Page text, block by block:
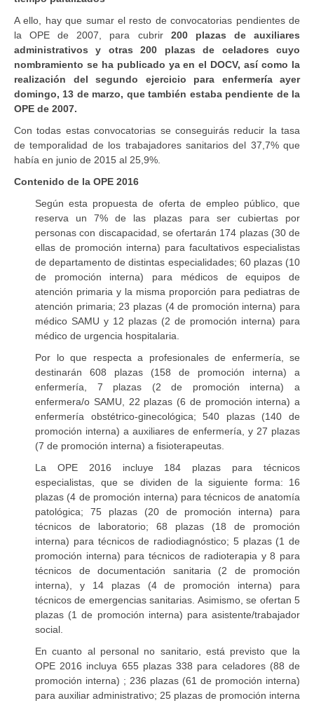
A ello, hay que sumar el resto de convocatorias pendientes de
la OPE de 2007, para cubrir200 plazas de auxiliares
administrativos y otras 200 plazas de celadores cuyo
nombramiento se ha publicado ya en el DOCV, así como la
realización del segundo ejercicio para enfermería ayer
domingo, 13 de marzo, que también estaba pendiente de la
OPE de 2007.
Con todas estas convocatorias se conseguirás reducir la tasa
de temporalidad de los trabajadores sanitarios del 37,7% que
había en junio de 2015 al 25,9%.
Contenido de la OPE 2016
Según esta propuesta de oferta de empleo público, que
reserva un 7% de las plazas para ser cubiertas por
personas con discapacidad, se ofertarán 174 plazas (30 de
ellas de promoción interna) para facultativos especialistas
de departamento de distintas especialidades; 60 plazas (10
de promoción interna) para médicos de equipos de
atención primaria y la misma proporción para pediatras de
atención primaria; 23 plazas (4 de promoción interna) para
médico SAMU y 12 plazas (2 de promoción interna) para
médico de urgencia hospitalaria.
Por lo que respecta a profesionales de enfermería, se
destinarán 608 plazas (158 de promoción interna) a
enfermería, 7 plazas (2 de promoción interna) a
enfermera/o SAMU, 22 plazas (6 de promoción interna) a
enfermería obstétrico-ginecológica; 540 plazas (140 de
promoción interna) a auxiliares de enfermería, y 27 plazas
(7 de promoción interna) a fisioterapeutas.
La OPE 2016 incluye 184 plazas para técnicos
especialistas, que se dividen de la siguiente forma: 16
plazas (4 de promoción interna) para técnicos de anatomía
patológica; 75 plazas (20 de promoción interna) para
técnicos de laboratorio; 68 plazas (18 de promoción
interna) para técnicos de radiodiagnóstico; 5 plazas (1 de
promoción interna) para técnicos de radioterapia y 8 para
técnicos de documentación sanitaria (2 de promoción
interna), y 14 plazas (4 de promoción interna) para
técnicos de emergencias sanitarias. Asimismo, se ofertan 5
plazas (1 de promoción interna) para asistente/trabajador
social.
En cuanto al personal no sanitario, está previsto que la
OPE 2016 incluya 655 plazas 338 para celadores (88 de
promoción interna) ; 236 plazas (61 de promoción interna)
para auxiliar administrativo; 25 plazas de promoción interna